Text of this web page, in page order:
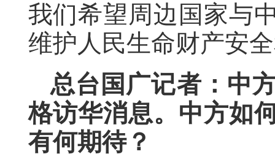
我们希望周边国家与
维护人民生命财产安
总台国广记者：中
格访华消息。中方如
有何期待？